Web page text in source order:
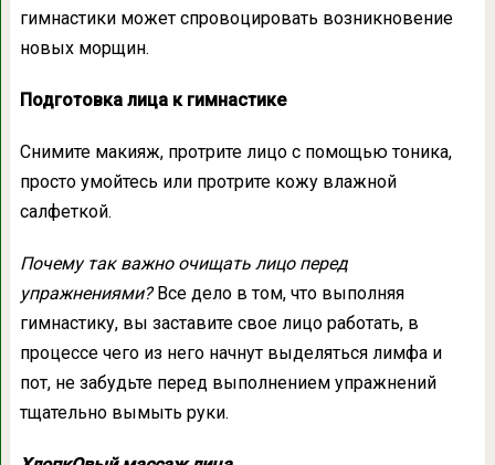
гимнастики может спровоцировать возникновение
новых морщин.
Подготовка лица к гимнастике
Снимите макияж, протрите лицо с помощью тоника,
просто умойтесь или протрите кожу влажной
салфеткой.
Почему так важно очищать лицо перед
упражнениями?Все дело в том, что выполняя
гимнастику, вы заставите свое лицо работать, в
процессе чего из него начнут выделяться лимфа и
пот, не забудьте перед выполнением упражнений
тщательно вымыть руки.